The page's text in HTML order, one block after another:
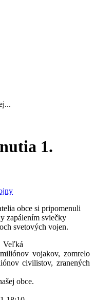
1.
obce si pripomenuli
zapálením sviečky
svetových vojen.
Veľká
vojakov, zomrelo
civilistov, zranených
obce.